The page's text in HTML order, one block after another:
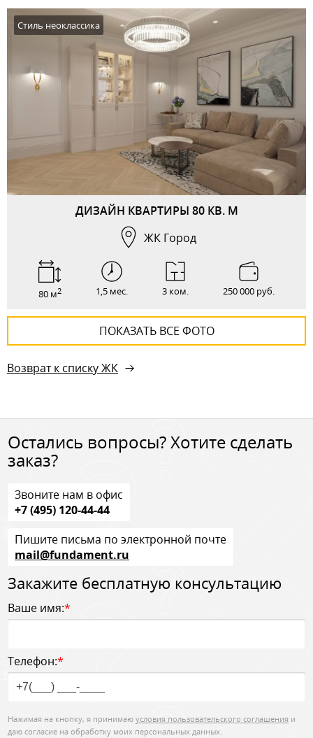
ДИЗАЙН КВАРТИРЫ 80 КВ. М
ЖК Город
Стиль неоклассика
80 м2 1,5 мес. 3 ком. 250 000 руб.
ПОКАЗАТЬ ВСЕ ФОТО
Возврат к списку ЖК
Остались вопросы? Хотите сделать
заказ?
Звоните нам в офис
+7 (495) 120-44-44
Пишите письма по электронной почте
mail@fundament.ru
Закажите бесплатную консультацию
Ваше имя:*
Телефон:*
Нажимая на кнопку, я принимаю условия пользовательского соглашения и
даю согласие на обработку моих персональных данных.